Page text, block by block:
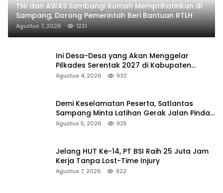
TNI dan AWAS Sambangi Rumah Memprihatinkan di
Sampang, Dorong Pemerintah Beri Bantuan RTLH
Agustus 7, 2026 1221
Ini Desa-Desa yang Akan Menggelar
Pilkades Serentak 2027 di Kabupaten
Sumenep
Agustus 4, 2026 932
Demi Keselamatan Peserta, Satlantas
Sampang Minta Latihan Gerak Jalan Pindah
ke Lokasi Aman
Agustus 5, 2026 925
Jelang HUT Ke-14, PT BSI Raih 25 Juta Jam
Kerja Tanpa Lost-Time Injury
Agustus 7, 2026 922